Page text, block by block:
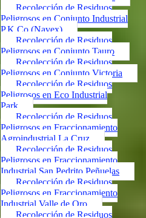
Recolección de Residuos
Peligrosos en Conjunto Industrial
P.K.Co (Navex)
Recolección de Residuos
Peligrosos en Conjunto Tauro
Recolección de Residuos
Peligrosos en Conjunto Victoria
Recolección de Residuos
Peligrosos en Eco Industrial
Park
Recolección de Residuos
Peligrosos en Fraccionamiento
Agroindustrial La Cruz
Recolección de Residuos
Peligrosos en Fraccionamiento
Industrial San Pedrito Peñuelas
Recolección de Residuos
Peligrosos en Fraccionamiento
Industrial Valle de Oro
Recolección de Residuos